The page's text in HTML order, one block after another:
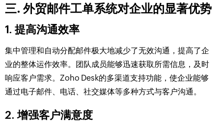
三. 外贸邮件工单系统对企业的显著优势
1. 提高沟通效率
集中管理和自动分配邮件极大地减少了无效沟通，提高了企
业的整体运作效率。团队成员能够迅速获取所需信息，及时
响应客户需求。Zoho Desk的多渠道支持功能，使企业能够
通过电子邮件、电话、社交媒体等多种方式与客户沟通。
2. 增强客户满意度